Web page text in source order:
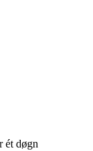
ét døgn